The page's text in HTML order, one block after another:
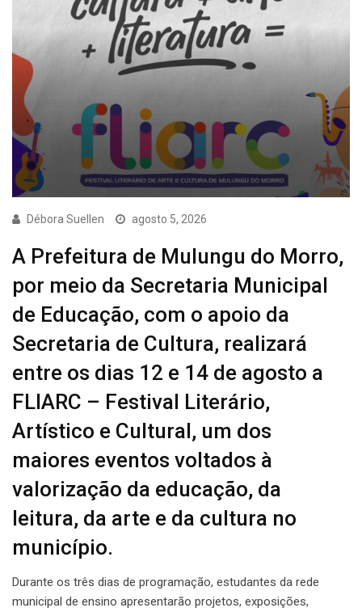
Débora Suellen agosto 5, 2026
A Prefeitura de Mulungu do Morro,
por meio da Secretaria Municipal
de Educação, com o apoio da
Secretaria de Cultura, realizará
entre os dias 12 e 14 de agosto a
FLIARC – Festival Literário,
Artístico e Cultural, um dos
maiores eventos voltados à
valorização da educação, da
leitura, da arte e da cultura no
município.
Durante os três dias de programação, estudantes da rede
municipal de ensino apresentarão projetos, exposições,